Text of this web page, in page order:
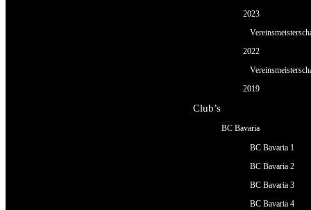
2023
2022
2019
Club’s
BC Bavaria
BC Bavaria 1
BC Bavaria 2
BC Bavaria 3
BC Bavaria 4